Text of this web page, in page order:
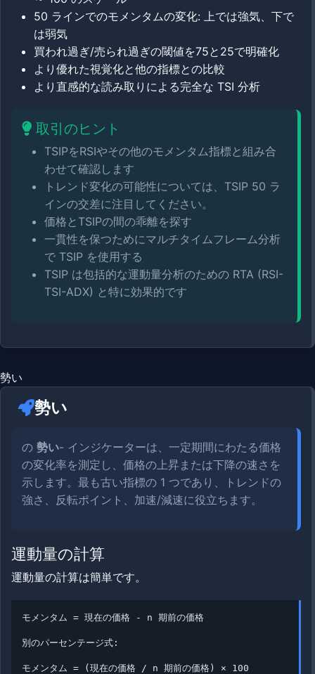
50 ラインでのモメンタムの変化: 上では強気、下で
は弱気
買われ過ぎ/売られ過ぎの閾値を75と25で明確化
より優れた視覚化と他の指標との比較
より直感的な読み取りによる完全な TSI 分析
取引のヒント
TSIPをRSIやその他のモメンタム指標と組み合
わせて確認します
トレンド変化の可能性については、TSIP 50 ラ
インの交差に注目してください。
価格とTSIPの間の乖離を探す
一貫性を保つためにマルチタイムフレーム分析
で TSIP を使用する
TSIP は包括的な運動量分析のための RTA (RSI-
TSI-ADX) と特に効果的です
勢い
勢い
の 勢い- インジケーターは、一定期間にわたる価格
の変化率を測定し、価格の上昇または下降の速さを
示します。最も古い指標の 1 つであり、トレンドの
強さ、反転ポイント、加速/減速に役立ちます。
運動量の計算
運動量の計算は簡単です。
モメンタム = 現在の価格 - n 期前の価格
別のパーセンテージ式:
モメンタム = (現在の価格 / n 期前の価格) × 100